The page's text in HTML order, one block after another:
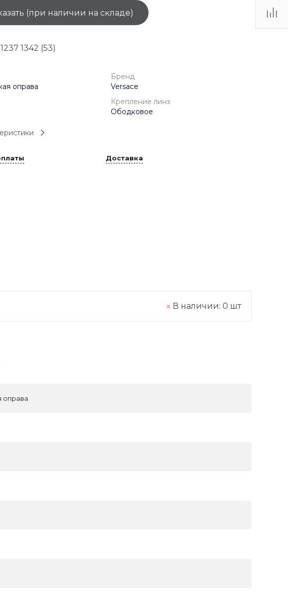
+7 (926) 092 4274
г. Королёв, пр-т
(0-9)
1 мая: 10:00-19:00
9 мая: 10:00-19:00
(при наличии на складе)
1342 (53)
оправа
Бренд
Versace
Крепление линз
Ободковое
Доставка
В наличии: 0 шт
оправа